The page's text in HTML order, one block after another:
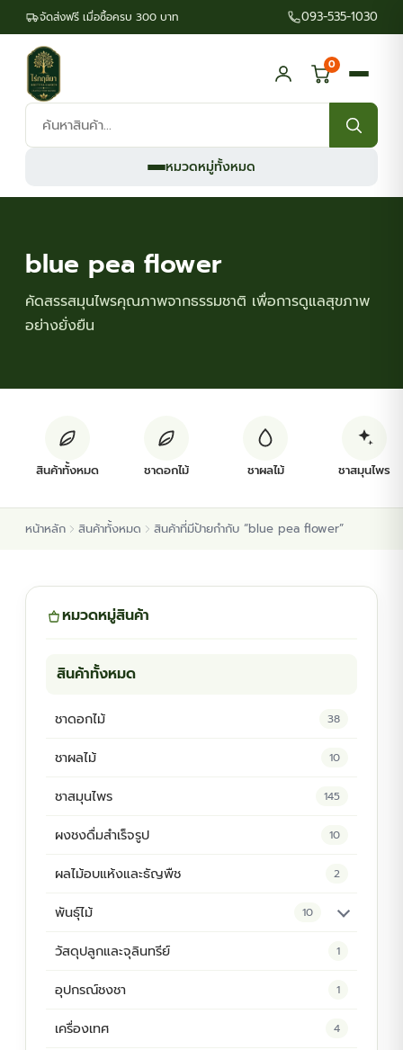
จัดส่งฟรี เมื่อซื้อครบ 300 บาท 093-535-1030
ค้นหา
สินค้า:
0
หมวดหมู่ทั้งหมด
ต้นพันธุ์สมุนไพร
ต้นพันธุ์ไม้ป่า
blue pea flower
คัดสรรสมุนไพรคุณภาพจากธรรมชาติ เพื่อการดูแลสุขภาพ
อย่างยั่งยืน
สินค้าทั้งหมด ชาดอกไม้ ชาผลไม้ ชาสมุนไพร
หน้าหลัก สินค้าทั้งหมด สินค้าที่มีป้ายกำกับ “blue pea flower”
หมวดหมู่สินค้า
สินค้าทั้งหมด
ชาดอกไม้ 38
ชาผลไม้ 10
ชาสมุนไพร 145
ผงชงดื่มสำเร็จรูป 10
ผลไม้อบแห้งและธัญพืช 2
พันธุ์ไม้ 10
ต้นพันธุ์สมุนไพร 5
วัสดุปลูกและจุลินทรีย์ 1
อุปกรณ์ชงชา 1
เครื่องเทศ 4